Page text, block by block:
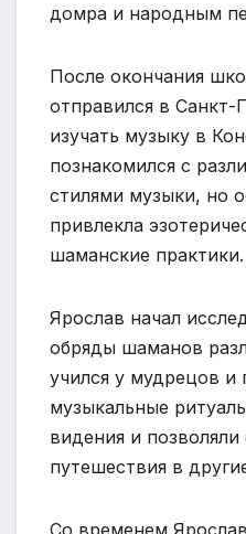
домра и народным
После окончания
отправился в Санкт-
изучать музыку в
познакомился с
стилями музыки, но
привлекла
шаманские практики.
Ярослав начал
обряды шаманов
учился у мудрецов и
музыкальные
видения и
путешествия в
Со временем